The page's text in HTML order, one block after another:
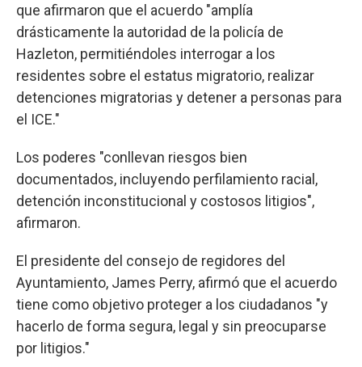
que afirmaron que el acuerdo "amplía
drásticamente la autoridad de la policía de
Hazleton, permitiéndoles interrogar a los
residentes sobre el estatus migratorio, realizar
detenciones migratorias y detener a personas para
el ICE."
Los poderes "conllevan riesgos bien
documentados, incluyendo perfilamiento racial,
detención inconstitucional y costosos litigios",
afirmaron.
El presidente del consejo de regidores del
Ayuntamiento, James Perry, afirmó que el acuerdo
tiene como objetivo proteger a los ciudadanos "y
hacerlo de forma segura, legal y sin preocuparse
por litigios."